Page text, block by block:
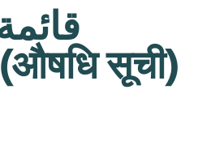
الأدوية (औषधि सूची)